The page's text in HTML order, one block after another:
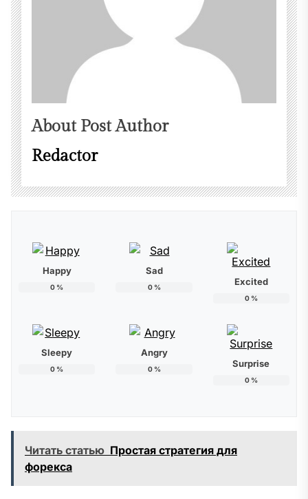
About Post Author
Redactor
Happy
0 %
Sad
0% Excited
0%
Sleepy
0 %
Angry
0% Surprise
0%
Читать статью Простая стратегия для
форекса